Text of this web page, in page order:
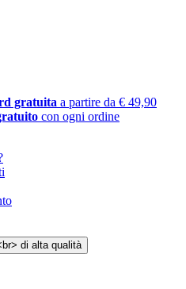
gratuita a partire da € 49,90
con ogni ordine